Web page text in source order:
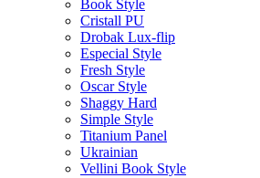
Book Style
Cristall PU
Drobak Lux-flip
Especial Style
Fresh Style
Oscar Style
Shaggy Hard
Simple Style
Titanium Panel
Ukrainian
Vellini Book Style